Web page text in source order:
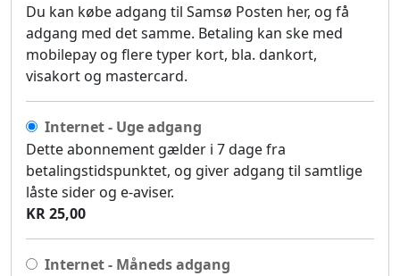
Du kan købe adgang til Samsø Posten her, og få
adgang med det samme. Betaling kan ske med
mobilepay og flere typer kort, bla. dankort,
visakort og mastercard.
Internet - Uge adgang
Dette abonnement gælder i 7 dage fra
betalingstidspunktet, og giver adgang til samtlige
låste sider og e-aviser.
KR 25,00
Internet - Måneds adgang